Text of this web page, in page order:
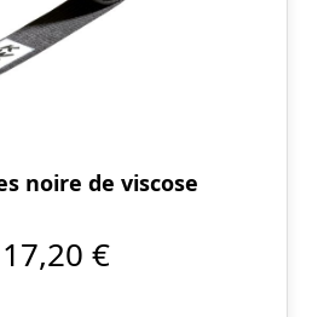
noire de viscose
17,20 €